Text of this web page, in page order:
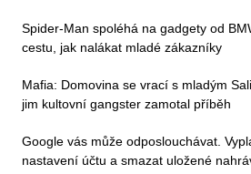
Spider-Man spoléhá na gadgety od
cestu, jak nalákat mladé zákazníky
Mafia: Domovina se vrací s mladým
jim kultovní gangster zamotal příběh
Google vás může odposlouchávat.
nastavení účtu a smazat uložené